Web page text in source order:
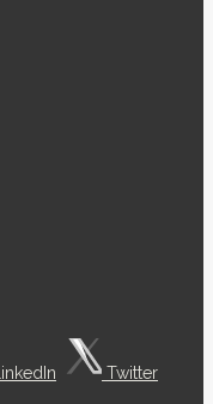
LinkedIn Twitter